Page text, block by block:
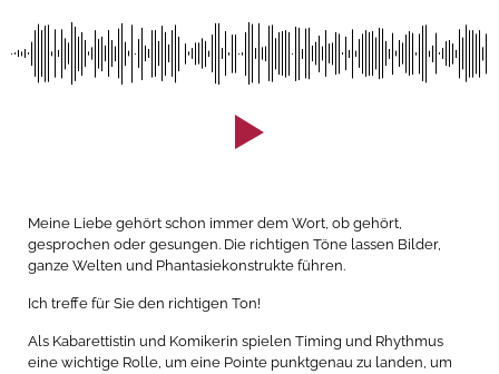
Meine Liebe gehört schon immer dem Wort, ob gehört,
gesprochen oder gesungen. Die richtigen Töne lassen Bilder,
ganze Welten und Phantasiekonstrukte führen.
Ich treffe für Sie den richtigen Ton!
Als Kabarettistin und Komikerin spielen Timing und Rhythmus
eine wichtige Rolle, um eine Pointe punktgenau zu landen, um